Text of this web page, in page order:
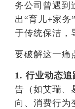
务公司曾遇到
出“育儿+家务
于传统保洁，
要破解这一痛
1. 行业动态追
告（如艾瑞、
向、消费行为